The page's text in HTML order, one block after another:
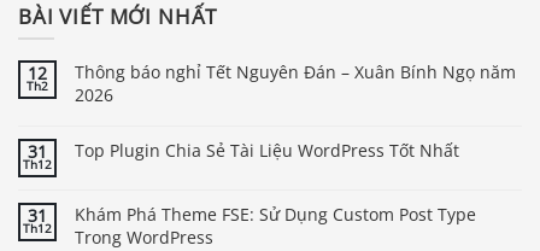
BÀI VIẾT MỚI NHẤT
12
Th2
Thông báo nghỉ Tết Nguyên Đán – Xuân Bính Ngọ năm
2026
31
Th12
Top Plugin Chia Sẻ Tài Liệu WordPress Tốt Nhất
31
Th12
Khám Phá Theme FSE: Sử Dụng Custom Post Type
Trong WordPress